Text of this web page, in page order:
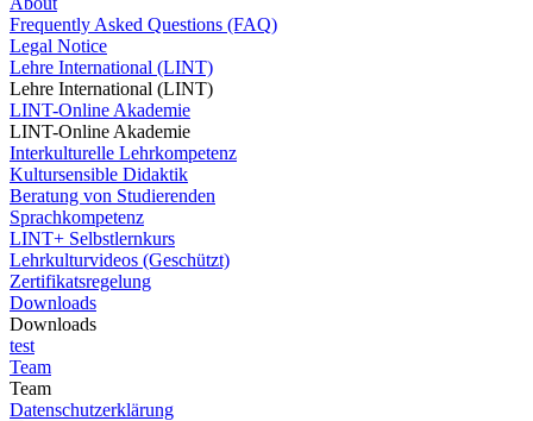
Frequently Asked Questions (FAQ)
Legal Notice
Lehre International (LINT)
Lehre International (LINT)
LINT-Online Akademie
LINT-Online Akademie
Interkulturelle Lehrkompetenz
Kultursensible Didaktik
Beratung von Studierenden
Sprachkompetenz
LINT+ Selbstlernkurs
Lehrkulturvideos (Geschützt)
Zertifikatsregelung
Downloads
Downloads
test
Team
Team
Datenschutzerklärung